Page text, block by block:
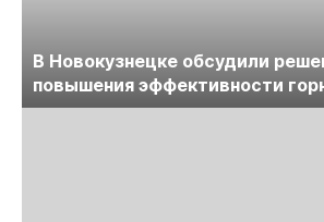
В Новокузнецке обсудили
повышения эффективности
предприятий